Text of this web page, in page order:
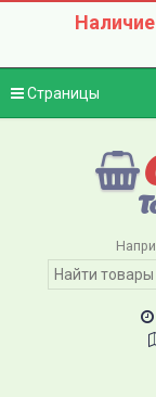
Страницы